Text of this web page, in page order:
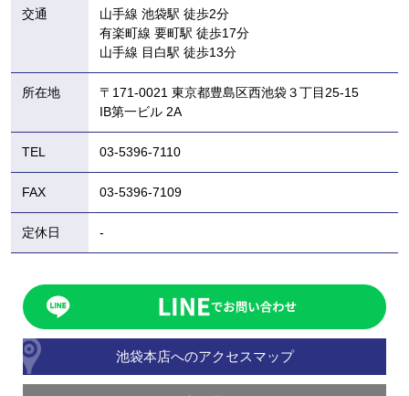
交通
山手線 池袋駅 徒歩2分
有楽町線 要町駅 徒歩17分
山手線 目白駅 徒歩13分
所在地
〒171-0021 東京都豊島区西池袋３丁目25-15
IB第一ビル 2A
TEL 03-5396-7110
FAX 03-5396-7109
定休日 -
池袋本店へのアクセスマップ